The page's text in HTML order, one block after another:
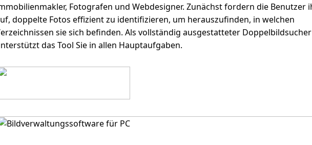
Fotografen und Webdesigner. Zunächst fordern die Benutzer
doppelte Fotos effizient zu identifizieren, um herauszufinden, in welchen
sie sich befinden. Als vollständig ausgestatteter Doppelbildsucher
das Tool Sie in allen Hauptaufgaben.